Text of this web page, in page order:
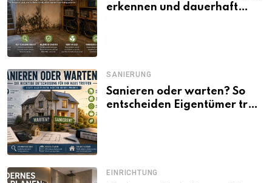
erkennen und dauerhaft
SANIERUNG
Sanieren oder warten? So
entscheiden Eigentümer trotz
EINRICHTUNG